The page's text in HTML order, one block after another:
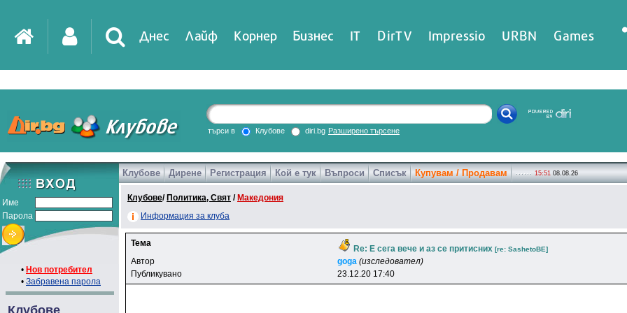
Днес Лайф Корнер Бизнес IT DirTV Impressio URBN Games
търси в Клубове diri.bg Разширено търсене
Име
Парола
• Нов потребител
• Забравена парола
Клубове
Клубове Дирене Регистрация Кой е тук Въпроси Списък Купувам / Продавам 15:51 08.08.26
Клубове/ Политика, Свят / Македония
Информация за клуба
Тема
Re: Е сега вече и аз се притисних [re: SashetoBE]
Автор goga (изследовател)
Публикувано
23.12.20 17:40